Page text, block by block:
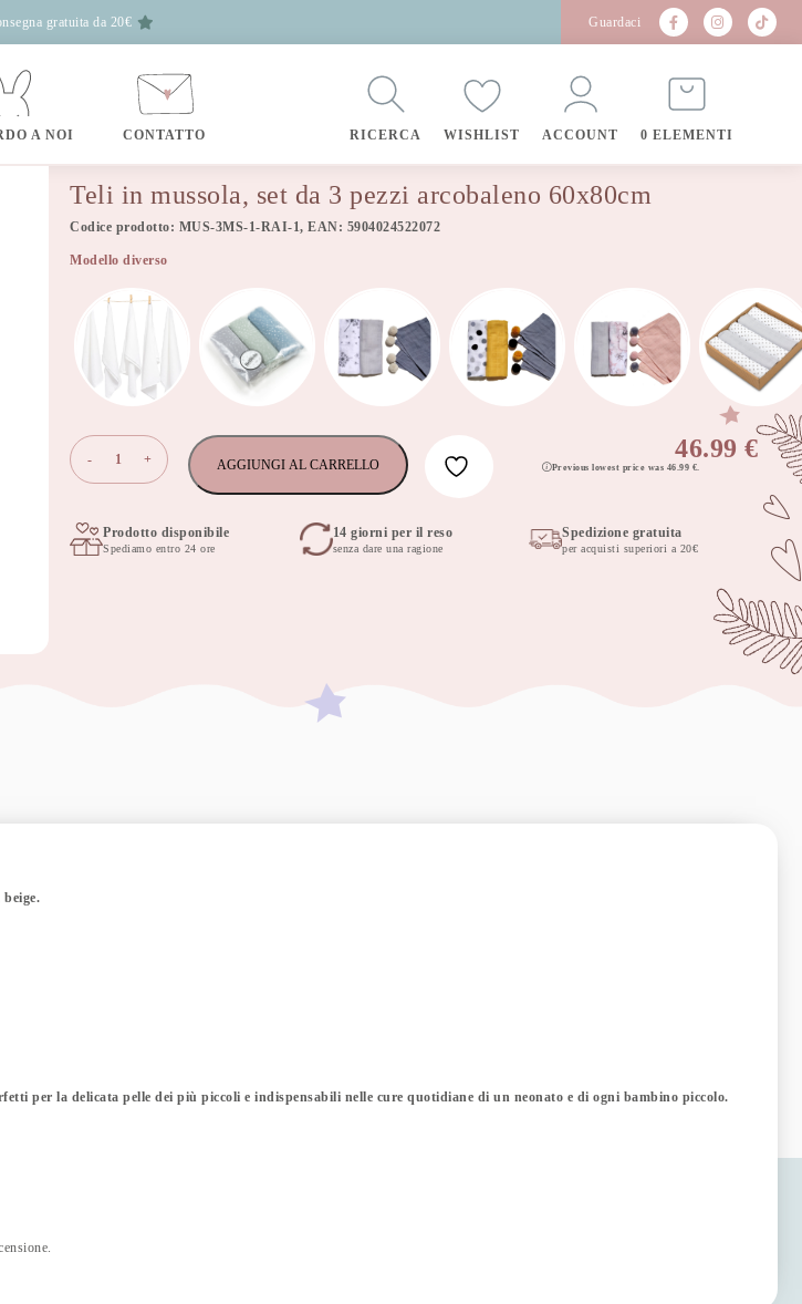
gratuita da 20€ Guardaci
A NOI CONTATTO RICERCA WISHLIST ACCOUNT 0 ELEMENTI
Teli in mussola, set da 3 pezzi arcobaleno 60x80cm
Codice prodotto: MUS-3MS-1-RAI-1, EAN: 5904024522072
Modello diverso
-
Teli
da
3
+ AGGIUNGI AL CARRELLO
46.99€
Previous lowest price was 46.99 €.
Prodotto disponibile
Spediamo entro 24 ore
14 giorni per il reso
senza dare una ragione
Spedizione gratuita
per acquisti superiori a 20€
per la delicata pelle dei più piccoli e indispensabili nelle cure quotidiane di un neonato e di ogni bambino piccolo.